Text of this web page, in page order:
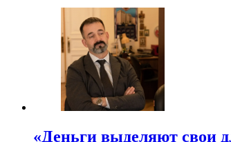
«Деньги выделяют свои